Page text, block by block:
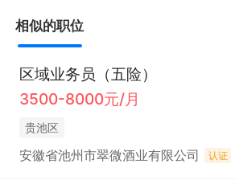
相似的职位
区域业务员（五险）
3500-8000元/月
贵池区
安徽省池州市翠微酒业有限公司 认证